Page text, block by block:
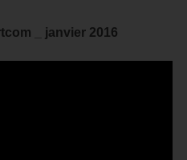
_ janvier 2016